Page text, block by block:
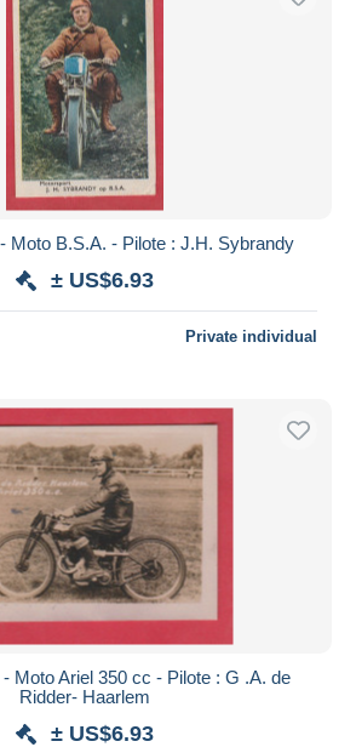
Moto B.S.A. - Pilote : J.H. Sybrandy
± US$6.93
Private individual
Moto Ariel 350 cc - Pilote : G .A. de
Ridder- Haarlem
± US$6.93